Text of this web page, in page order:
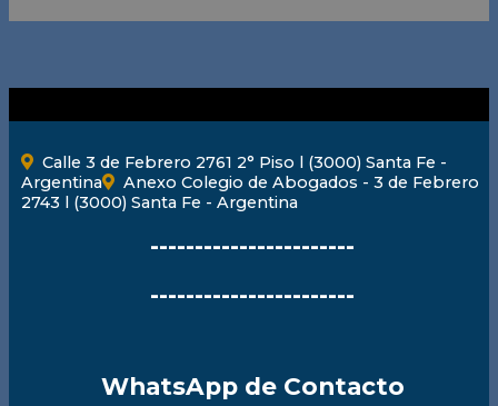
Calle 3 de Febrero 2761 2° Piso l (3000) Santa Fe -
Argentina
Anexo Colegio de Abogados - 3 de Febrero
2743 l (3000) Santa Fe - Argentina
-----------------------
-----------------------
WhatsApp de Contacto